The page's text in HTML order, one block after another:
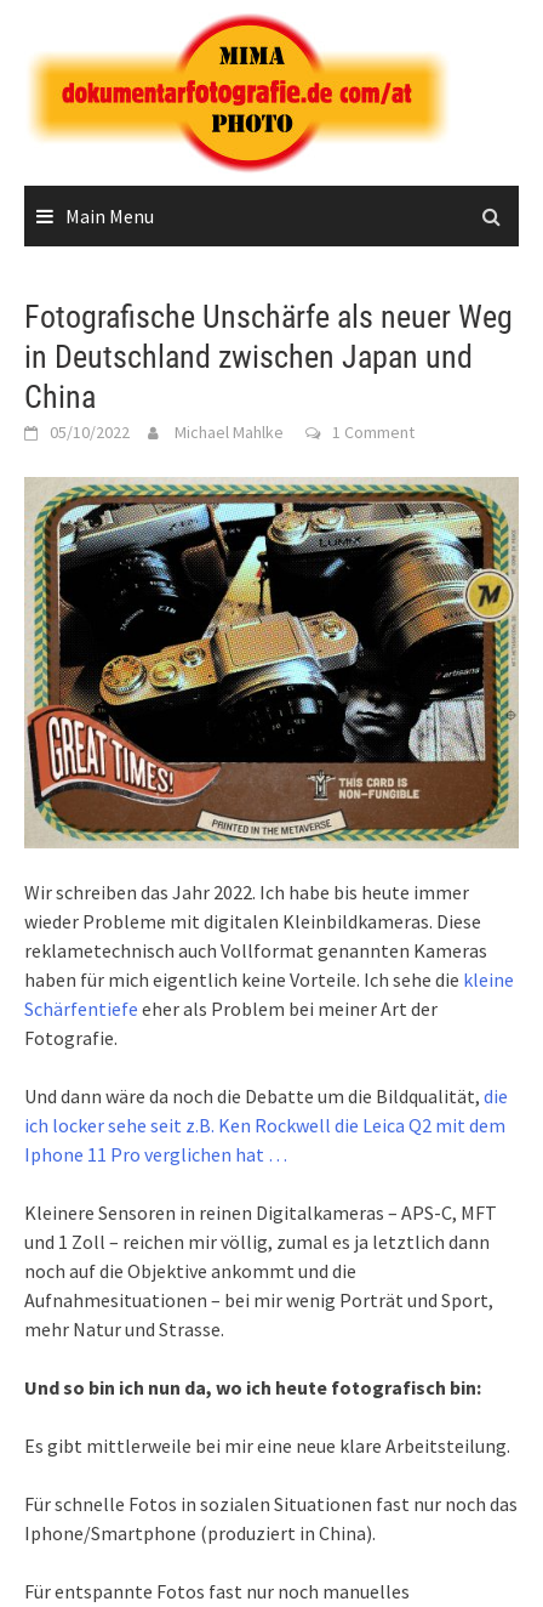
content
Main Menu
Fotografische Unschärfe als neuer Weg
in Deutschland zwischen Japan und
China
05/10/2022 Michael Mahlke 1 Comment
Wir schreiben das Jahr 2022. Ich habe bis heute immer
wieder Probleme mit digitalen Kleinbildkameras. Diese
reklametechnisch auch Vollformat genannten Kameras
haben für mich eigentlich keine Vorteile. Ich sehe die kleine
Schärfentiefe eher als Problem bei meiner Art der
Fotografie.
Und dann wäre da noch die Debatte um die Bildqualität, die
ich locker sehe seit z.B. Ken Rockwell die Leica Q2 mit dem
Iphone 11 Pro verglichen hat …
Kleinere Sensoren in reinen Digitalkameras – APS-C, MFT
und 1 Zoll – reichen mir völlig, zumal es ja letztlich dann
noch auf die Objektive ankommt und die
Aufnahmesituationen – bei mir wenig Porträt und Sport,
mehr Natur und Strasse.
Und so bin ich nun da, wo ich heute fotografisch bin:
Es gibt mittlerweile bei mir eine neue klare Arbeitsteilung.
Für schnelle Fotos in sozialen Situationen fast nur noch das
Iphone/Smartphone (produziert in China).
Für entspannte Fotos fast nur noch manuelles